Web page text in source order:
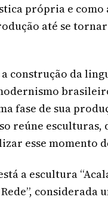
própria e
até se
construção da
fase de sua
reúne esculturas,
esse momento
a escultura
considerada